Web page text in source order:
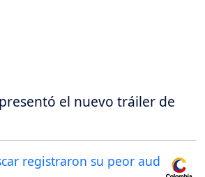
el nuevo tráiler de